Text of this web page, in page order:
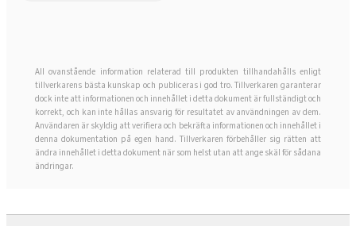
All ovanstående information relaterad till produkten tillhandahålls enligt
tillverkarens bästa kunskap och publiceras i god tro. Tillverkaren garanterar
dock inte att informationen och innehållet i detta dokument är fullständigt och
korrekt, och kan inte hållas ansvarig för resultatet av användningen av dem.
Användaren är skyldig att verifiera och bekräfta informationen och innehållet i
denna dokumentation på egen hand. Tillverkaren förbehåller sig rätten att
ändra innehållet i detta dokument när som helst utan att ange skäl för sådana
ändringar.